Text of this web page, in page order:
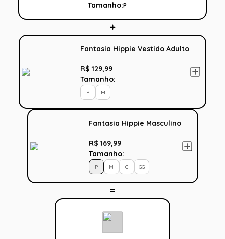
Tamanho:P
Fantasia Hippie Vestido Adulto
R$ 129,99
Tamanho:
P M
Fantasia Hippie Masculino
R$ 169,99
Tamanho:
P M G GG